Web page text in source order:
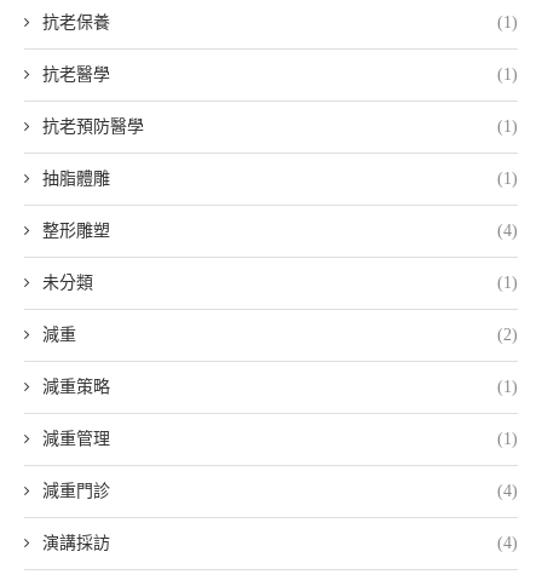
抗老保養 (1)
抗老醫學 (1)
抗老預防醫學 (1)
抽脂體雕 (1)
整形雕塑 (4)
未分類 (1)
減重 (2)
減重策略 (1)
減重管理 (1)
減重門診 (4)
演講採訪 (4)